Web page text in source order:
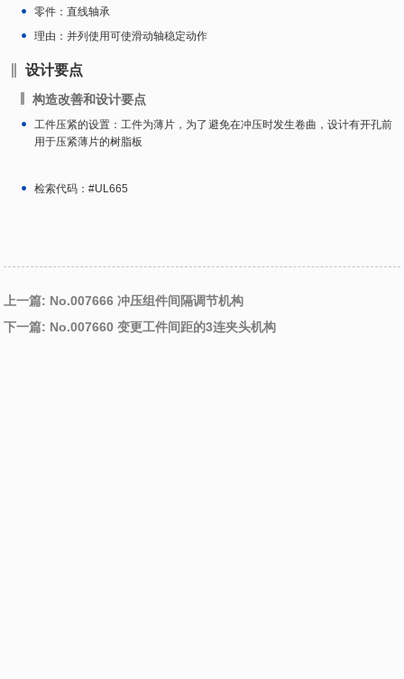
零件：直线轴承
理由：并列使用可使滑动轴稳定动作
设计要点
构造改善和设计要点
工件压紧的设置：工件为薄片，为了避免在冲压时发生卷曲，设计有开孔前
用于压紧薄片的树脂板
检索代码：#UL665
上一篇: No.007666 冲压组件间隔调节机构
下一篇: No.007660 变更工件间距的3连夹头机构